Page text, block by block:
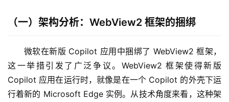
（一）架构分析：WebView2 框架的捆绑
微软在新版 Copilot 应用中捆绑了 WebView2 框架，
这一举措引发了广泛争议。WebView2 框架使得新版
Copilot 应用在运行时，就像是在一个 Copilot 的外壳下运
行着新的 Microsoft Edge 实例。从技术角度来看，这种架